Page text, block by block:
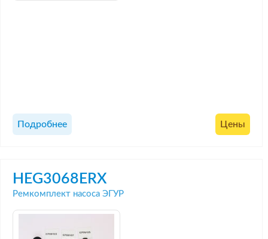
Подробнее Цены
HEG3068ERX
Ремкомплект насоса ЭГУР